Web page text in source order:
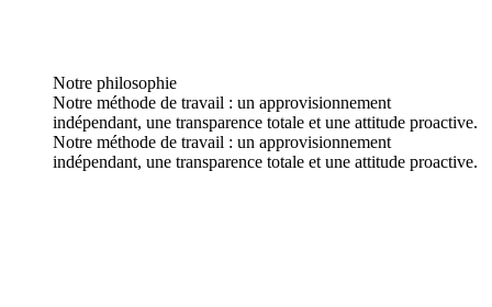
Notre philosophie
Notre méthode de travail : un approvisionnement
indépendant, une transparence totale et une attitude proactive.
Notre méthode de travail : un approvisionnement
indépendant, une transparence totale et une attitude proactive.